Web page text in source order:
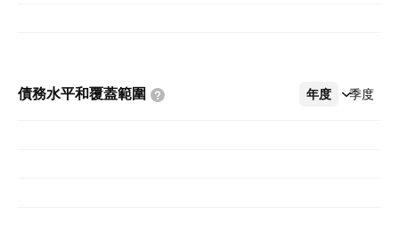
債務水平和覆蓋範圍 年度 季度
更多